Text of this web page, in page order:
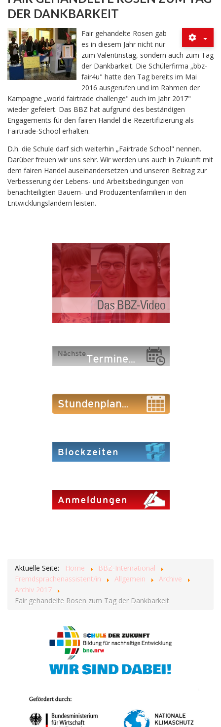
DER DANKBARKEIT
Fair gehandelte Rosen gab
es in diesem Jahr nicht nur
zum Valentinstag, sondern auch zum Tag
der Dankbarkeit. Die Schülerfirma „bbz-
fair4u" hatte den Tag bereits im Mai
2016 ausgerufen und im Rahmen der
Kampagne „world fairtrade challenge" auch im Jahr 2017"
wieder gefeiert. Das BBZ hat aufgrund des beständigen
Engagements für den fairen Handel die Rezertifizierung als
Fairtrade-School erhalten.
D.h. die Schule darf sich weiterhin „Fairtrade School" nennen.
Darüber freuen wir uns sehr. Wir werden uns auch in Zukunft mit
dem fairen Handel auseinandersetzen und unseren Beitrag zur
Verbesserung der Lebens- und Arbeitsbedingungen von
benachteiligten Bauern- und Produzentenfamilien in den
Entwicklungsländern leisten.
Aktuelle Seite: Home
BBZ-International
Fremdsprachenassistent/in
Allgemein
Archive
Archiv 2017
Fair gehandelte Rosen zum Tag der Dankbarkeit